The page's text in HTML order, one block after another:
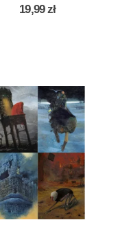
19,99zł